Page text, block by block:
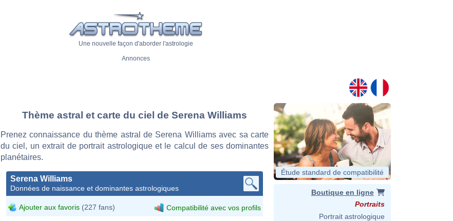
Une nouvelle façon d'aborder l'astrologie
Annonces
Thème astral et carte du ciel de Serena Williams
Prenez connaissance du thème astral de Serena Williams avec sa carte
du ciel, un extrait de portrait astrologique et le calcul de ses dominantes
planétaires.
Serena Williams
Données de naissance et dominantes astrologiques
Ajouter aux favoris (227 fans) Compatibilité avec vos profils
Étude standard de compatibilité
Boutique en ligne
Portraits
Portrait astrologique